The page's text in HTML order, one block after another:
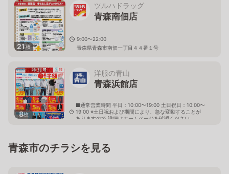
21枚
ツルハドラッグ
青森南佃店
9:00〜22:00
青森県青森市南佃一丁目４４番１号
8枚
洋服の青山
青森浜館店
■通常営業時間 平日：10:00〜19:00 土日祝日：10:00〜
19:00 ※土日祝および期間により、急な変動することが
ありますので 詳細はホームページを確認ください
青森市のチラシを見る